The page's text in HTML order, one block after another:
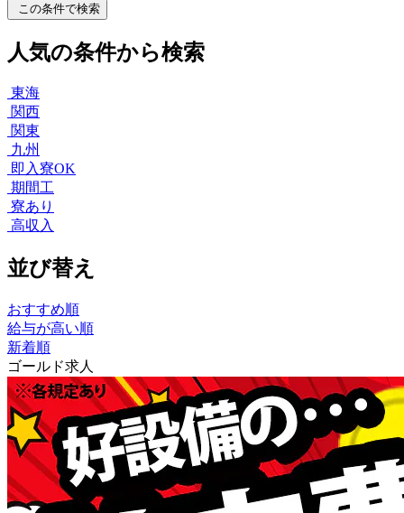
この条件で検索
人気の条件から検索
東海
関西
関東
九州
即入寮OK
期間工
寮あり
高収入
並び替え
おすすめ順
給与が高い順
新着順
ゴールド求人